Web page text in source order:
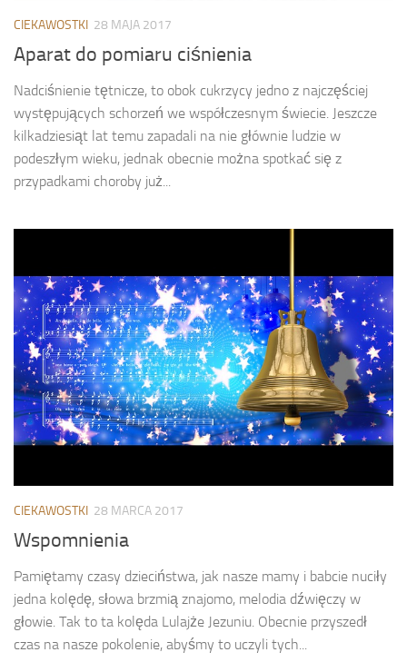
CIEKAWOSTKI 28 MAJA 2017
Aparat do pomiaru ciśnienia
Nadciśnienie tętnicze, to obok cukrzycy jedno z najczęściej
występujących schorzeń we współczesnym świecie. Jeszcze
kilkadziesiąt lat temu zapadali na nie głównie ludzie w
podeszłym wieku, jednak obecnie można spotkać się z
przypadkami choroby już...
CIEKAWOSTKI 28 MARCA 2017
Wspomnienia
Pamiętamy czasy dzieciństwa, jak nasze mamy i babcie nuciły
jedna kolędę, słowa brzmią znajomo, melodia dźwięczy w
głowie. Tak to ta kolęda Lulajże Jezuniu. Obecnie przyszedł
czas na nasze pokolenie, abyśmy to uczyli tych...